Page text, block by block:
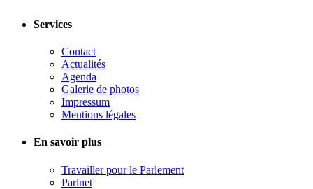
Services
Contact
Actualités
Agenda
Galerie de photos
Impressum
Mentions légales
En savoir plus
Travailler pour le Parlement
Parlnet